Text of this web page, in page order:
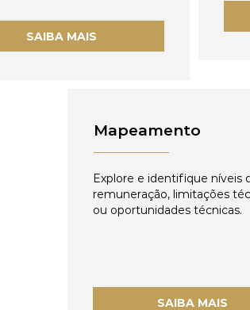
SAIBA MAIS
Mapeamento
Explore e identifique níveis
remuneração, limitações
ou oportunidades técnicas.
SAIBA MAIS